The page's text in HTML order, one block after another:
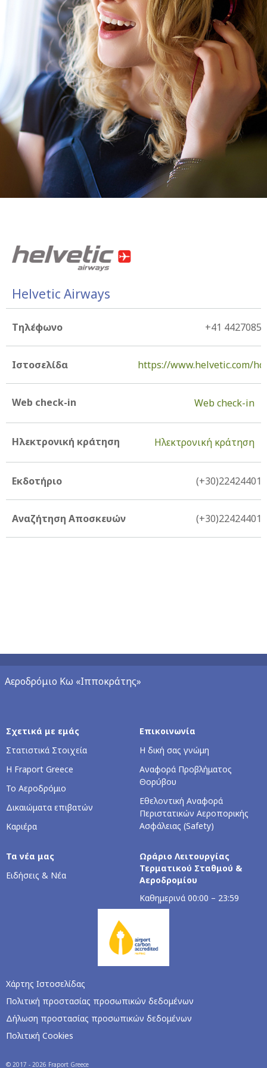
Helvetic Airways
Τηλέφωνο +41
Ιστοσελίδα https://www.helvetic.com/
Web check-in Web check-in
Ηλεκτρονική κράτηση Ηλεκτρονική κράτηση
Εκδοτήριο
Αναζήτηση Αποσκευών
Αεροδρόμιο Κω «Ιπποκράτης»
Σχετικά με εμάς
Στατιστικά Στοιχεία
Η Fraport Greece
Το Αεροδρόμιο
Δικαιώματα επιβατών
Καριέρα
Επικοινωνία
Η δική σας γνώμη
Αναφορά Προβλήματος
Θορύβου
Εθελοντική Αναφορά
Περιστατικών Αεροπορικής
Ασφάλειας (Safety)
Τα νέα μας
Ειδήσεις & Νέα
Ωράριο Λειτουργίας
Τερματικού Σταθμού &
Αεροδρομίου
Καθημερινά 00:00 – 23:59
Χάρτης Ιστοσελίδας
Πολιτική προστασίας προσωπικών δεδομένων
Δήλωση προστασίας προσωπικών δεδομένων
Πολιτική Cookies
© 2017 - 2026 Fraport Greece